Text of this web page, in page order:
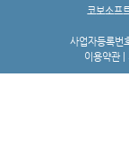
코보소프
사업자등록
이용약관